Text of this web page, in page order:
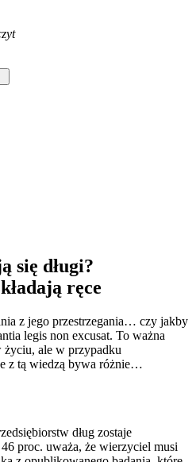
się długi?
ręce
z jego przestrzegania… czy jakby
legis non excusat. To ważna
życiu, ale w przypadku
z tą wiedzą bywa różnie…
dług zostaje
proc. uważa, że wierzyciel musi